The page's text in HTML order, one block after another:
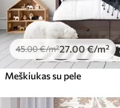
45.00€/m²27.00 €/m²
Meškiukas su pele